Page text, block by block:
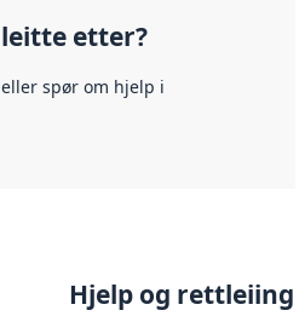
etter?
spør om hjelp i
Hjelp og rettleiing